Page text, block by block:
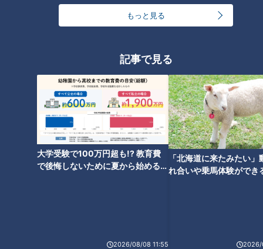
もっと見る
記事で見る
大学受験で100万円超も!? 教育費
で後悔しないために夏から始めるお
2026/08/08 11:55
「北海道に来たみたい」
れ合いや乗馬体験ができ
2026/
回で、バニラフラッペ試作1号が完成。
新メニューは、社長をはじめとした役員たちが試食し、全員か
らOKが出ないと販売できません。過去には、厳しさのあま
り、商品化を諦めたものも。
役員試食の結果は、残念ながら通過ならず。「味の濃厚さが足
りない」「飲んだ時に嬉しくない」「もっと尖った味にしてほ
しい」という評価を受け、もう一度ベースからやり直すことに
なりました。
のみではなく、「クリームぜんざい」に使っているあんこや、